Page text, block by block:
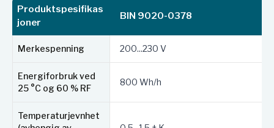
Produktspesifikas
joner
BIN 9020-0378
Merkespenning 200...230 V
Energiforbruk ved
25 °C og 60 % RF
800 Wh/h
Temperaturjevnhet